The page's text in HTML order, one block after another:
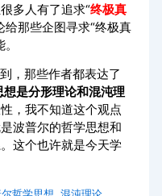
多人有了追求“终极真
那些企图寻求“终极真
，那些作者都表达了
想是分形理论和混沌理
，我不知道这个观点
波普尔的哲学思想和
这个也许就是今天学